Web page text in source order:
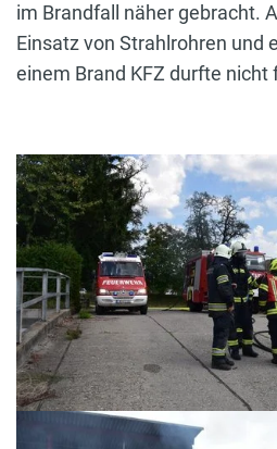
im Brandfall näher gebracht.
Einsatz von Strahlrohren und
einem Brand KFZ durfte nicht